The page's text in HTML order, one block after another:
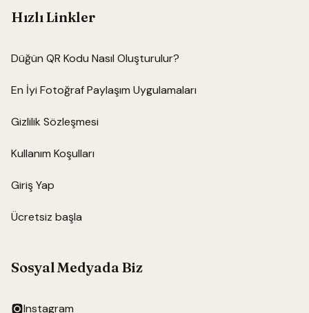
Hızlı Linkler
Düğün QR Kodu Nasıl Oluşturulur?
En İyi Fotoğraf Paylaşım Uygulamaları
Gizlilik Sözleşmesi
Kullanım Koşulları
Giriş Yap
Ücretsiz başla
Sosyal Medyada Biz
Instagram